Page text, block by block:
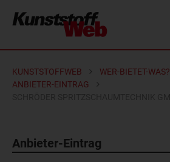
KUNSTSTOFFWEB
WER-BIETET-WAS?
ANBIETER-EINTRAG
Anbieter-Eintrag